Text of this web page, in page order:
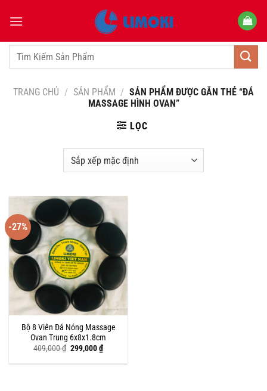
qua
dungTìm
TRANG CHỦ / SẢN PHẨM / SẢN PHẨM ĐƯỢC GẮN THẺ “ĐÁ
MASSAGE HÌNH OVAN”
LỌC
-27%
Bộ 8 Viên Đá Nóng Massage
Ovan Trung 6x8x1.8cm
409,000₫ Giá
là:
299,000₫Giá
hiện
tại